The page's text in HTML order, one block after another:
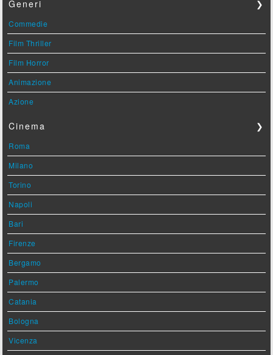
Generi ❯
Commedie
Film Thriller
Film Horror
Animazione
Azione
Cinema ❯
Roma
Milano
Torino
Napoli
Bari
Firenze
Bergamo
Palermo
Catania
Bologna
Vicenza